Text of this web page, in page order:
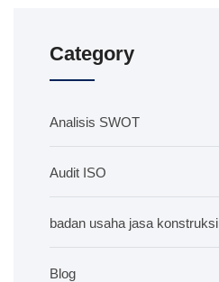
Category
Analisis SWOT
Audit ISO
badan usaha jasa konstruksi
Blog